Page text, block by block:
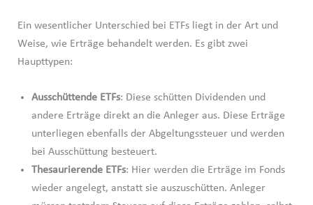
Ein wesentlicher Unterschied bei ETFs liegt in der Art und
Weise, wie Erträge behandelt werden. Es gibt zwei
Haupttypen:
Ausschüttende ETFs: Diese schütten Dividenden und
andere Erträge direkt an die Anleger aus. Diese Erträge
unterliegen ebenfalls der Abgeltungssteuer und werden
bei Ausschüttung besteuert.
Thesaurierende ETFs: Hier werden die Erträge im Fonds
wieder angelegt, anstatt sie auszuschütten. Anleger